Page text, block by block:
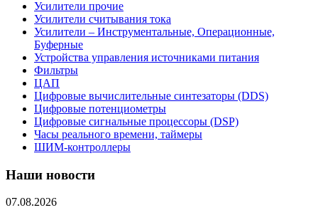
Усилители прочие
Усилители считывания тока
Усилители – Инструментальные, Операционные,
Буферные
Устройства управления источниками питания
Фильтры
ЦАП
Цифровые вычислительные синтезаторы (DDS)
Цифровые потенциометры
Цифровые сигнальные процессоры (DSP)
Часы реального времени, таймеры
ШИМ-контроллеры
Наши новости
07.08.2026